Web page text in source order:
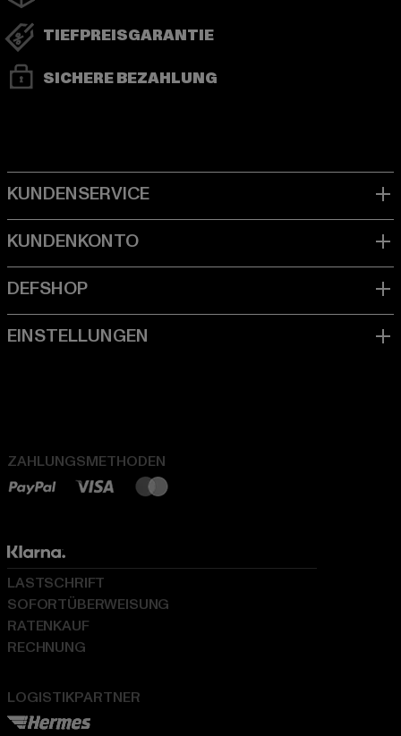
TIEFPREISGARANTIE
SICHERE BEZAHLUNG
ZAHLUNGSMETHODEN
LOGISTIKPARTNER
LASTSCHRIFT
SOFORTÜBERWEISUNG
RATENKAUF
RECHNUNG